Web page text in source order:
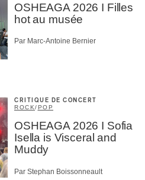
OSHEAGA 2026 I Filles
hot au musée
Par Marc-Antoine Bernier
CRITIQUE DE CONCERT
ROCK/POP
OSHEAGA 2026 I Sofia
Isella is Visceral and
Muddy
Par Stephan Boissonneault